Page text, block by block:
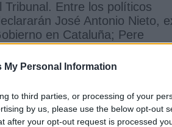
My Personal Information
to third parties, or processing of your
by us, please use the below opt-out
after your opt-out request is processed
Entre los políticos
José Antonio Nieto,
en Cataluña; Pere
Barcelona; o Gabriel
de los Mossos; Manuel
autonómico; Diego
policías nacionales y más